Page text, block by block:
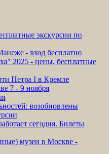
экскурсии по
- вход бесплатно
2025 - цены, бесплатные
Петра I в Кремле
7 - 9 ноября
возобновлены
сегодня. Билеты
музеи в Москве -